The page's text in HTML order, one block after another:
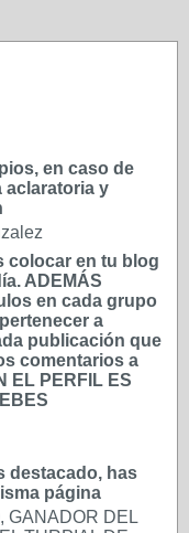
en caso de
aclaratoria y
colocar en tu blog
ADEMÁS
en cada grupo
a
publicación que
comentarios a
EL PERFIL ES
destacado, has
página
GANADOR DEL